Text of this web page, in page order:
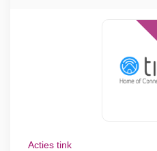
Acties tink